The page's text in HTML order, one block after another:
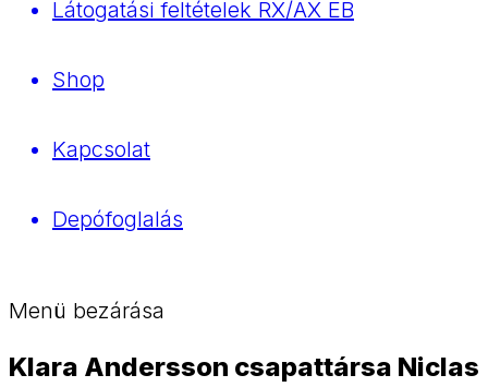
Látogatási feltételek RX/AX EB
Shop
Kapcsolat
Depófoglalás
Menü bezárása
Klara Andersson csapattársa Niclas